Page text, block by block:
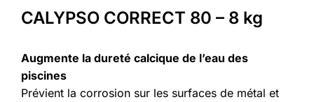
CALYPSO CORRECT 80 – 8 kg
Augmente la dureté calcique de l’eau des
piscines
Prévient la corrosion sur les surfaces de métal et